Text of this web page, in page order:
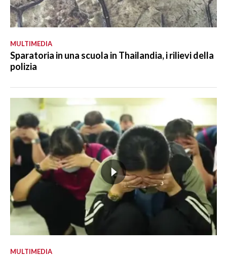
MULTIMEDIA
Sparatoria in una scuola in Thailandia, i rilievi della
polizia
MULTIMEDIA